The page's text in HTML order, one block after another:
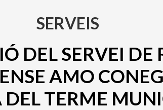
SERVEIS
DEL SERVEI
AMO
DEL TERME